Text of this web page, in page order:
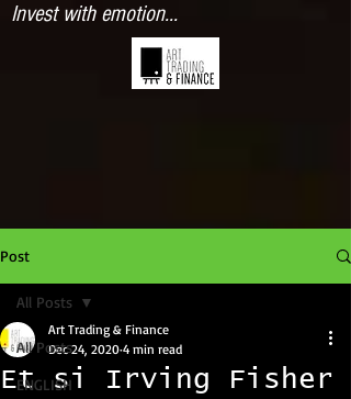
Invest with emotion...
Post
All Posts
ENGLISH
All Posts
Et si Irving Fisher
Art Trading & Finance
Dec 24, 2020 4 min read